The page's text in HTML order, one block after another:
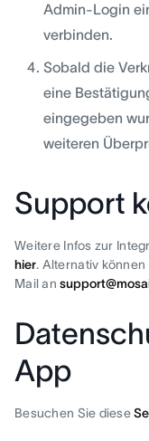
Admin-Login
verbinden.
Sobald die
eine
eingegeben
weiteren
Support
Weitere Infos zur
hier. Alternativ
Mail an
App
Besuchen Sie diese